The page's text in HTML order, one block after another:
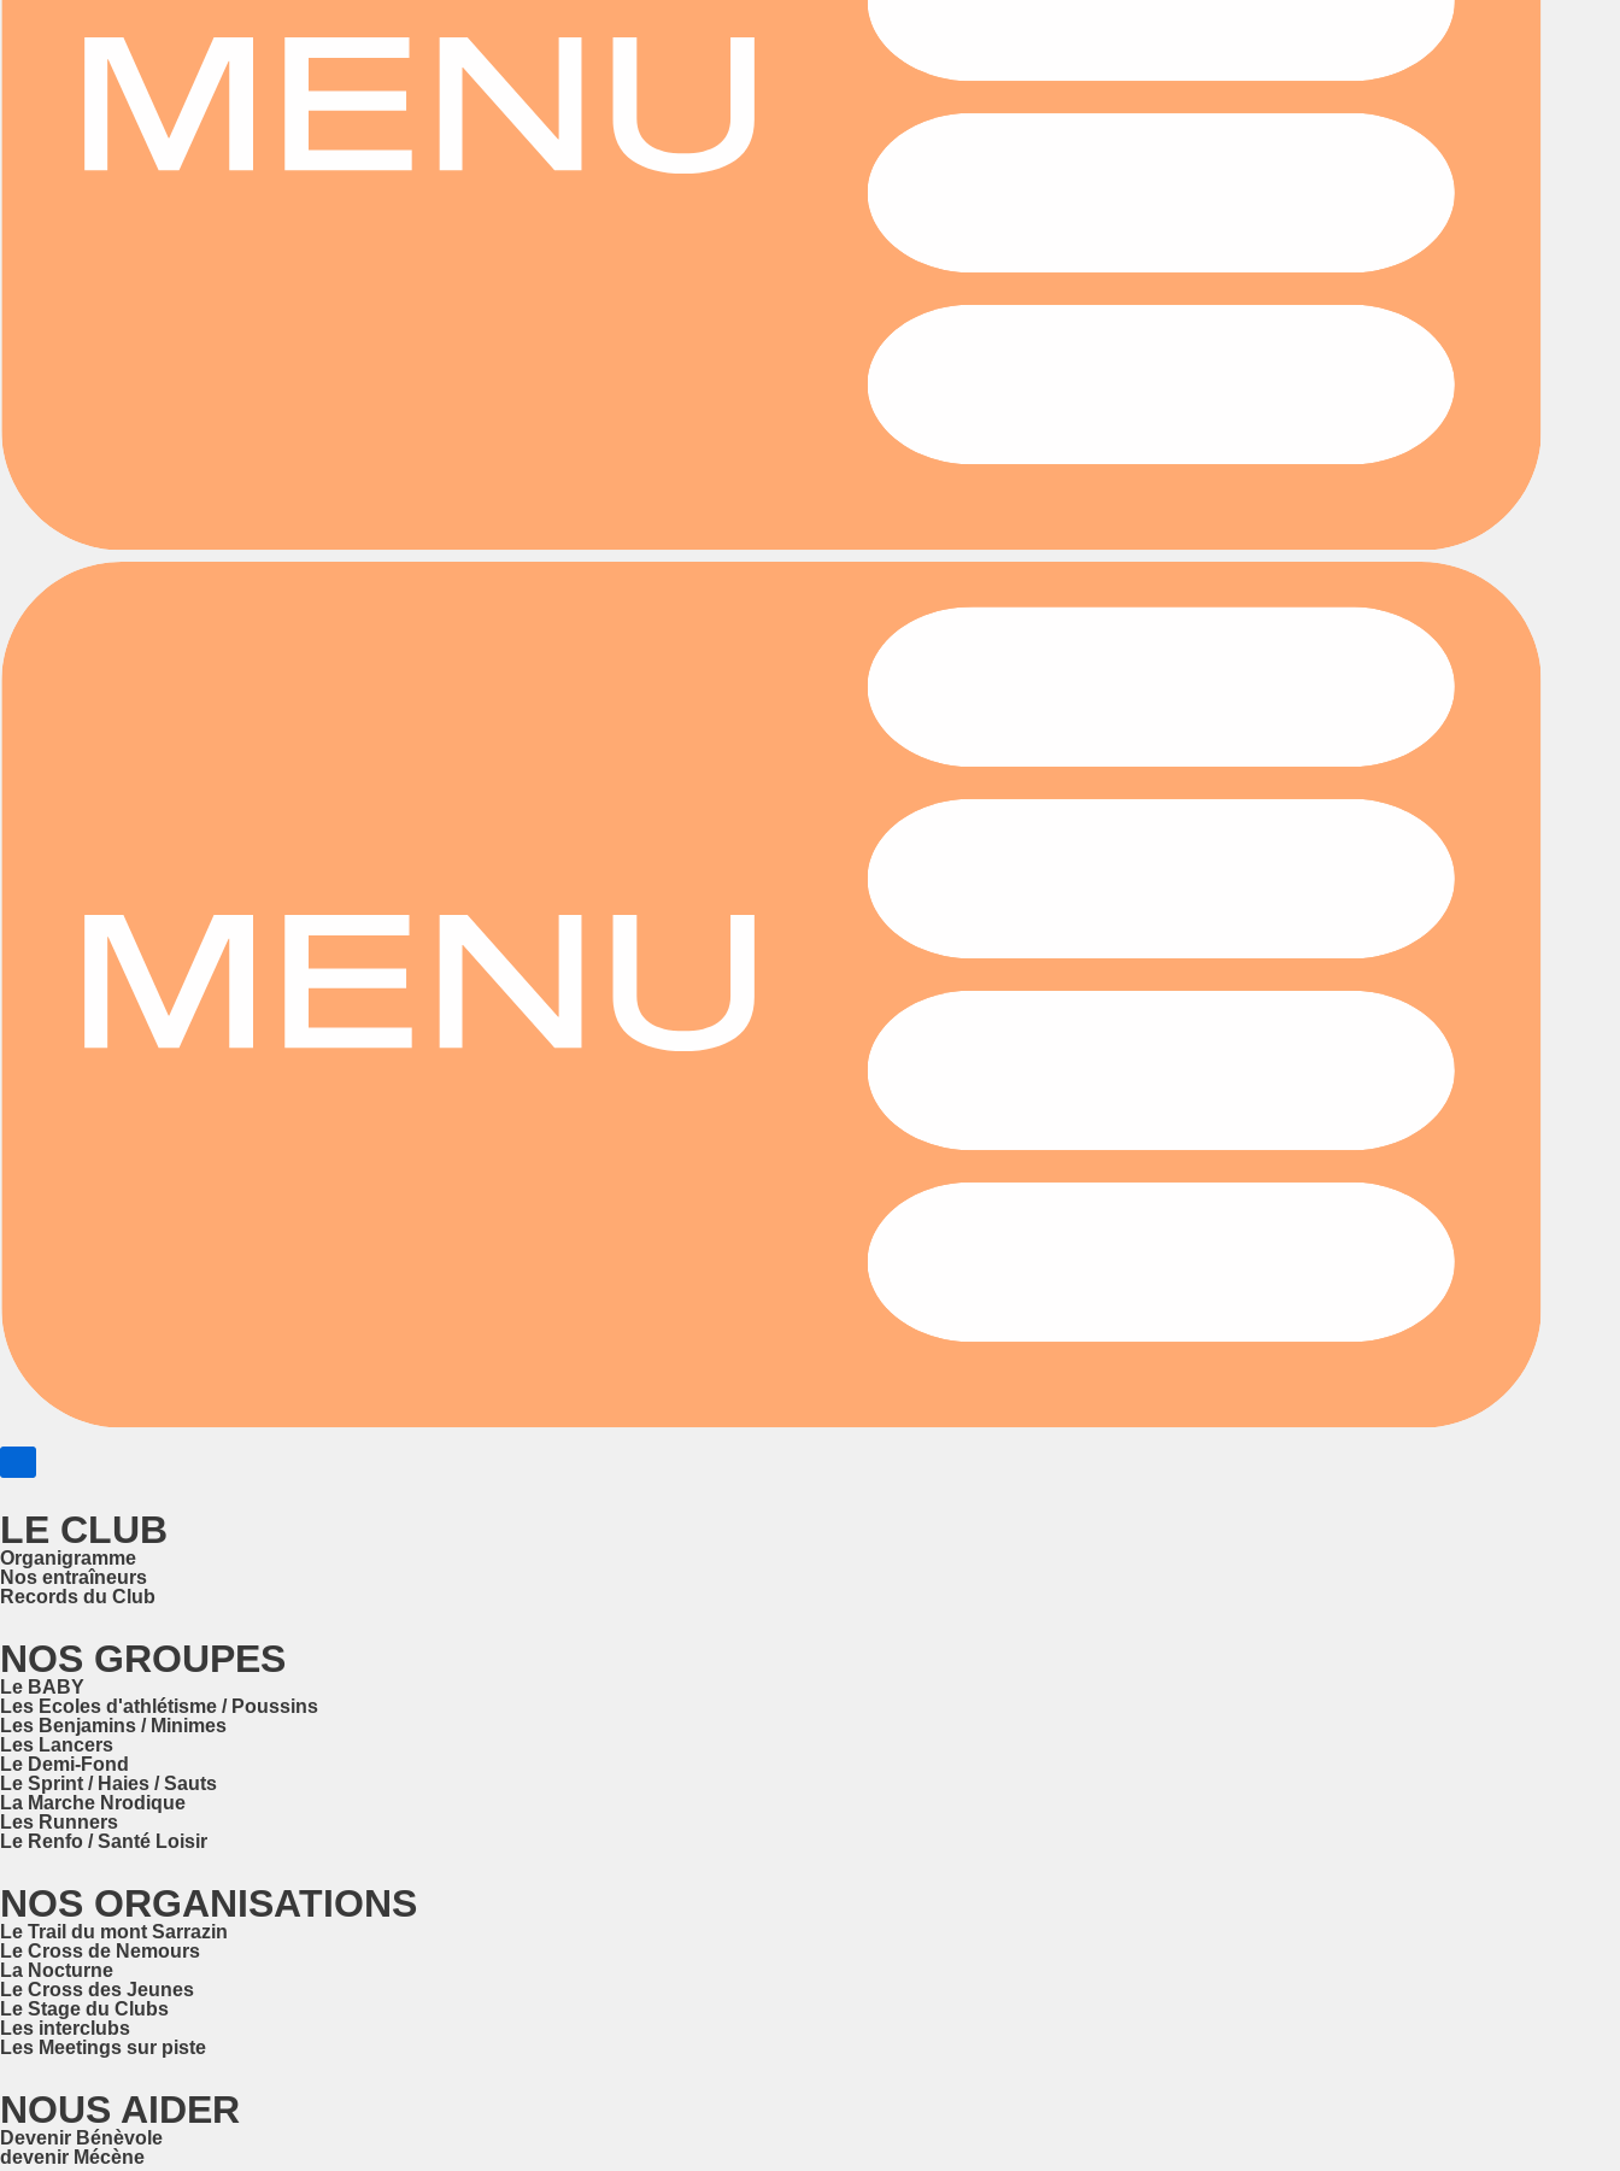
LE CLUB
Organigramme
Nos entraîneurs
Records du Club
NOS GROUPES
Le BABY
Les Ecoles d'athlétisme / Poussins
Les Benjamins / Minimes
Les Lancers
Le Demi-Fond
Le Sprint / Haies / Sauts
La Marche Nrodique
Les Runners
Le Renfo / Santé Loisir
NOS ORGANISATIONS
Le Trail du mont Sarrazin
Le Cross de Nemours
La Nocturne
Le Cross des Jeunes
Le Stage du Clubs
Les interclubs
Les Meetings sur piste
NOUS AIDER
Devenir Bénèvole
devenir Mécène